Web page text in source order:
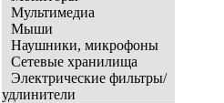
Мультимедиа
Мыши
Наушники, микрофоны
Сетевые хранилища
Электрические фильтры/
удлинители